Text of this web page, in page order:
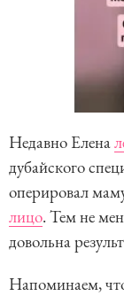
Недавно Елена
дубайского
оперировал
лицо. Тем не
довольна
Напоминаем,